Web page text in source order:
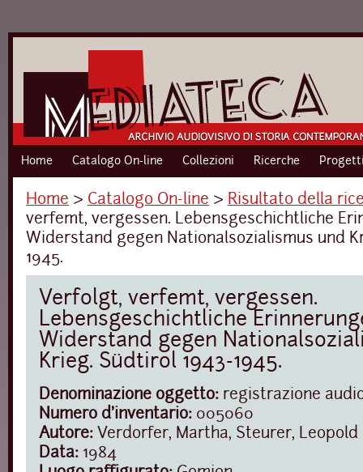
Home Catalogo On-line Collezioni Ricerche
Home › Catalogo On-line › Risultato della
verfemt, vergessen. Lebensgeschichtliche
Widerstand gegen Nationalsozialismus und
1945.
Verfolgt, verfemt, vergessen.
Lebensgeschichtliche
Widerstand gegen
Krieg. Südtirol 1943-1945.
Denominazione oggetto: registrazione
Numero d'inventario: 005060
Autore: Verdorfer, Martha, Steurer, Leopold
Data: 1984